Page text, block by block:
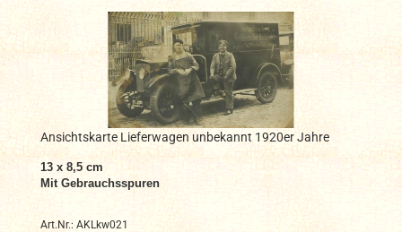
Ansichtskarte Lieferwagen unbekannt 1920er Jahre
13 x 8,5 cm
Mit Gebrauchsspuren
Art.Nr.: AKLkw021